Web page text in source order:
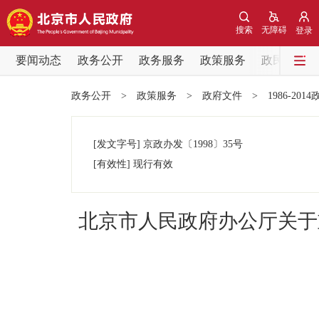
登录
无障碍
搜索
要闻动态 政务公开 政务服务 政策服务
政民互动
党中央精神
政务公开 > 政策服务 > 政府文件 > 1986-2014
[发文字号] 京政办发 〔1998〕 35号
[有效性] 现行有效
北京市人民政府办公厅关